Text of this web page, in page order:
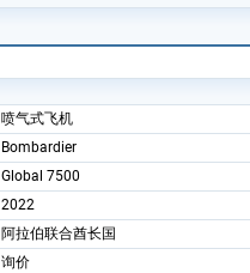
喷气式飞机
Bombardier
Global 7500
2022
阿拉伯联合酋长国
询价